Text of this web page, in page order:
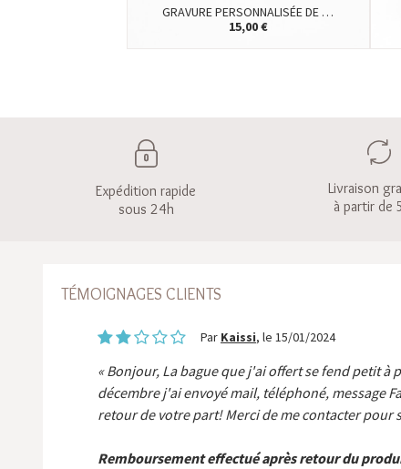
GRAVURE PERSONNALISÉE DE …
15,00 €
Expédition rapide
sous 24h
Livraison
à partir de
TÉMOIGNAGES CLIENTS
Par Kaissi, le 15/01/2024
Bonjour, La bague que j'ai offert se fend petit à
décembre j'ai envoyé mail, téléphoné, message
retour de votre part! Merci de me contacter pour
Remboursement effectué après retour du